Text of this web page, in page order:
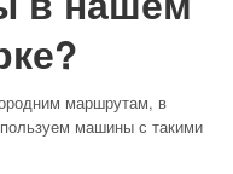
маршрутам, в
машины с такими